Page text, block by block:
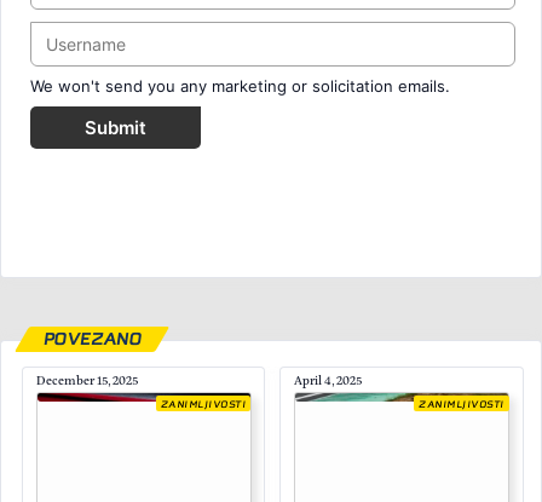
We won't send you any marketing or solicitation emails.
Submit
POVEZANO
December 15, 2025
ZANIMLJIVOSTI
April 4, 2025
ZANIMLJIVOSTI